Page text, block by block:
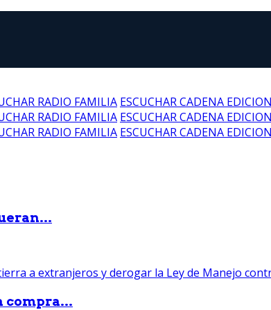
RADIO FAMILIA ESCUCHAR CADENA EDICION
RADIO FAMILIA ESCUCHAR CADENA EDICION
RADIO FAMILIA ESCUCHAR CADENA EDICION
compra...